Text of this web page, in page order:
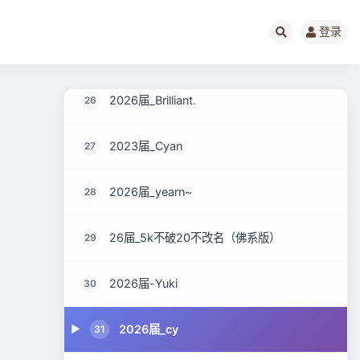
登录
26 2026届_Brilliant.
27 2023届_Cyan
28 2026届_yearn~
29 26届_5k不破20不改名（佛系版）
30 2026届-Yuki
31 2026届_cy